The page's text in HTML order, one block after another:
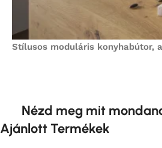
Stílusos moduláris konyhabútor,
Nézd meg mit
Ajánlott Termékek